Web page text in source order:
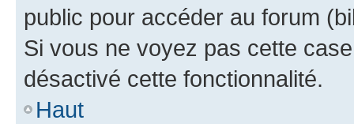
public pour accéder au forum
Si vous ne voyez pas cette
désactivé cette fonctionnalité.
Haut